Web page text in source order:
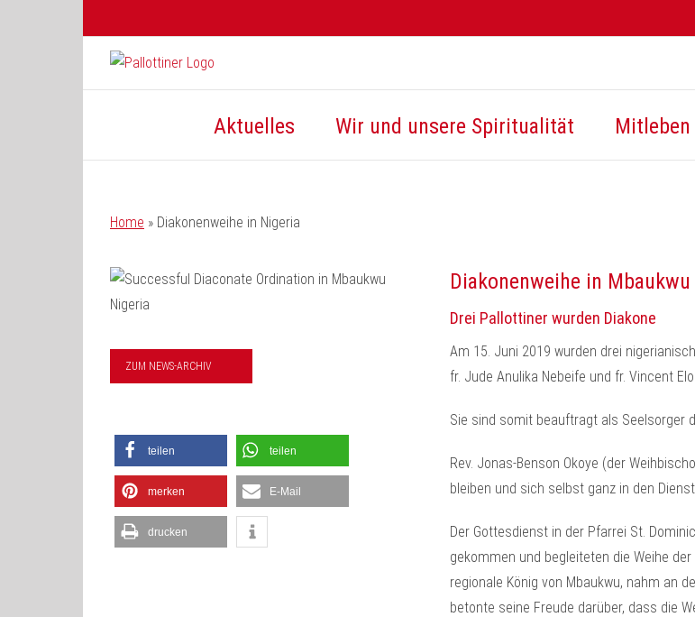
Aktuelles Wir und unsere Spiritualität
Home » Diakonenweihe in Nigeria
ZUM NEWS-ARCHIV
teilen teilen
merken E-Mail
drucken
Diakonenweihe in Mbaukwu
Drei Pallottiner wurden Diakone
Am 15. Juni 2019 wurden drei
fr. Jude Anulika Nebeife und fr. Vincent
Sie sind somit beauftragt als Seelsorger
Rev. Jonas-Benson Okoye (der
bleiben und sich selbst ganz in den
Der Gottesdienst in der Pfarrei St.
gekommen und begleiteten die Weihe
regionale König von Mbaukwu, nahm an
betonte seine Freude darüber, dass die